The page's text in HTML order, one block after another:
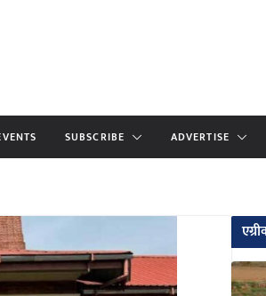
SUBSCRIBE ADVERTISE